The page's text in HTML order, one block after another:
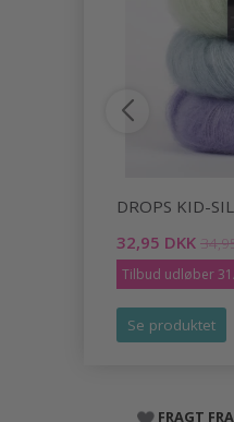
DROPS KID-
32,95 DKK
Tilbud udløber
Se produktet
FRAGT